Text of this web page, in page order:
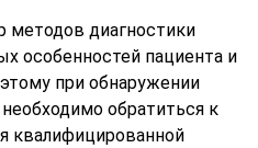
методов диагностики
особенностей пациента и
при обнаружении
обратиться к
квалифицированной